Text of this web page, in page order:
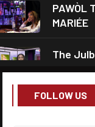
PAWÒL
MARIÉE
The
Droits et
FOLLOW US